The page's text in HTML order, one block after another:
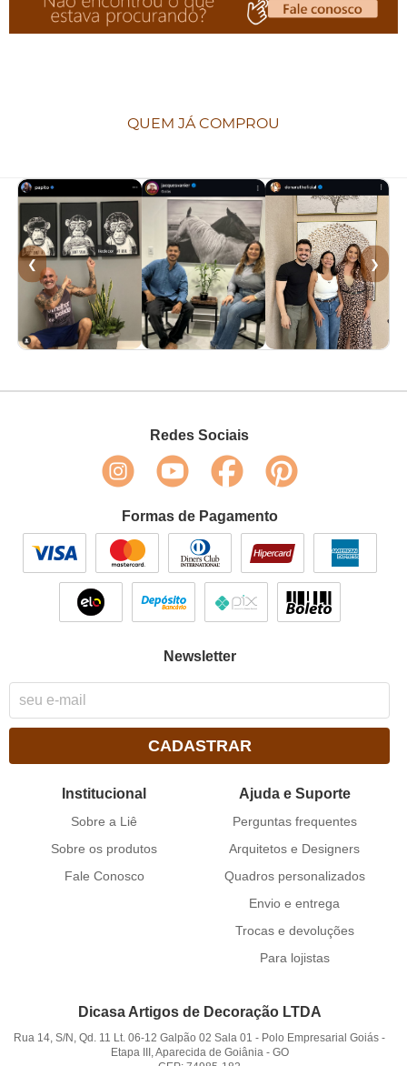
QUEM JÁ COMPROU
❮ ❯
Redes Sociais
Formas de Pagamento
Newsletter
CADASTRAR
Institucional
Sobre a Liê
Sobre os produtos
Fale Conosco
Ajuda e Suporte
Perguntas frequentes
Arquitetos e Designers
Quadros personalizados
Envio e entrega
Trocas e devoluções
Para lojistas
Dicasa Artigos de Decoração LTDA
Rua 14, S/N, Qd. 11 Lt. 06-12 Galpão 02 Sala 01 - Polo Empresarial Goiás -
Etapa III, Aparecida de Goiânia- GO